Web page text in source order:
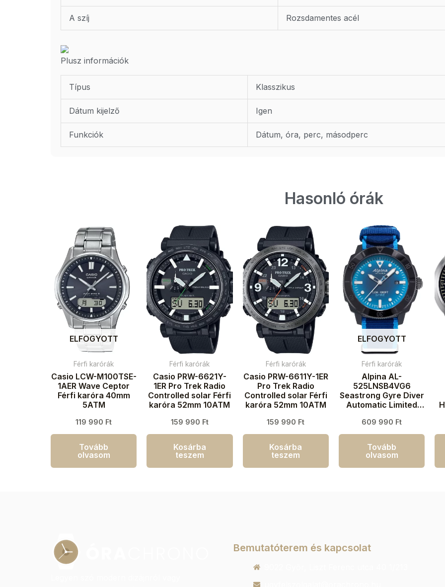
A szíj Rozsdamentes acél
Plusz információk
Típus Klasszikus
Dátum kijelző Igen
Funkciók Dátum, óra, perc, másodperc
Hasonló órák
ELFOGYOTT
Férfi karórák
Casio LCW-M100TSE-
1AER Wave Ceptor
Férfi karóra 40mm
5ATM
119 990 Ft
Tovább
olvasom
Férfi karórák
Casio PRW-6621Y-
1ER Pro Trek Radio
Controlled solar Férfi
karóra 52mm 10ATM
159 990 Ft
Kosárba
teszem
Férfi karórák
Casio PRW-6611Y-1ER
Pro Trek Radio
Controlled solar Férfi
karóra 52mm 10ATM
159 990 Ft
Kosárba
teszem
ELFOGYOTT
Férfi karórák
Alpina AL-
525LNSB4VG6
Seastrong Gyre Diver
Automatic Limited
44mm 30ATM
609 990 Ft
Tovább
olvasom
Bemutatóterem és kapcsolat